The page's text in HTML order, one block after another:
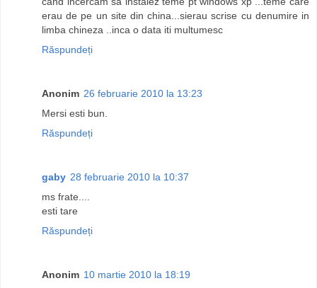
erau de pe un site din china...sierau scrise cu denumire in
limba chineza ..inca o data iti multumesc
Răspundeți
Anonim 26 februarie 2010 la 13:23
Mersi esti bun.
Răspundeți
gaby 28 februarie 2010 la 10:37
ms frate....
esti tare
Răspundeți
Anonim 10 martie 2010 la 18:19